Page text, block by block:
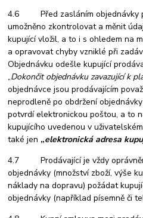
4.6 Před zasláním objednávky
umožněno zkontrolovat a měnit
kupující vložil, a to i s ohledem na
a opravovat chyby vzniklé při
Objednávku odešle kupující
„Dokončit objednávku zavazující k
objednávce jsou prodávajícím
neprodleně po obdržení
potvrdí elektronickou poštou, a to
kupujícího uvedenou v
také jen „elektronická adresa
4.7 Prodávající je vždy
objednávky (množství zboží, výše
náklady na dopravu) požádat
objednávky (například písemně či